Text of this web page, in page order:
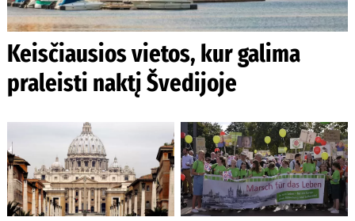
Keisčiausios vietos, kur galima
praleisti naktį Švedijoje